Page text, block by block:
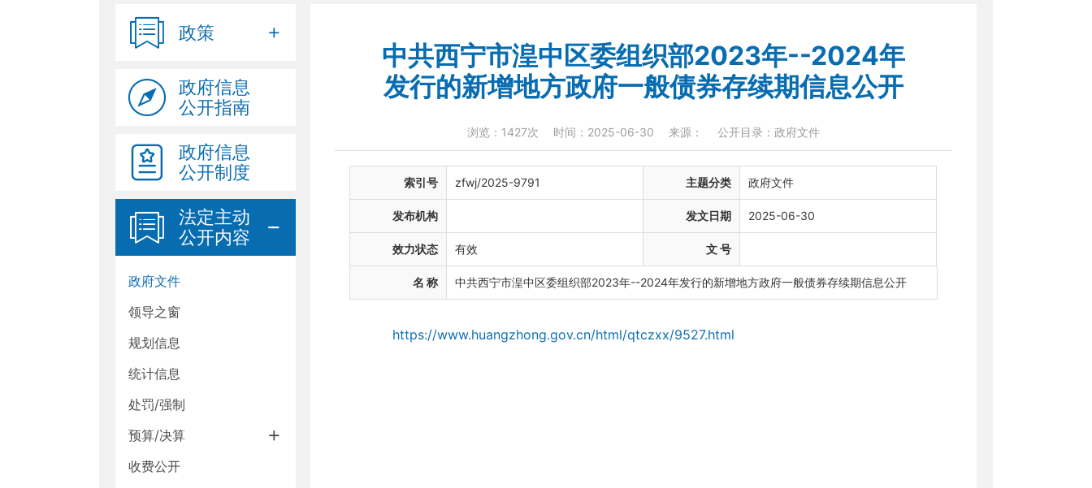
政策
政府信息
公开指南
政府信息
公开制度
法定主动
公开内容
政府文件
领导之窗
规划信息
统计信息
处罚/强制
预算/决算
收费公开
中共西宁市湟中区委组织部2023年--2024年
发行的新增地方政府一般债券存续期信息公开
浏览：1427次 时间：2025-06-30 来源： 公开目录：政府文件
索引号 zfwj/2025-9791 主题分类 政府文件
发布机构 发文日期 2025-06-30
效力状态 有效 文 号
名 称 中共西宁市湟中区委组织部2023年--2024年发行的新增地方政府一般债券存续期信息公开
https://www.huangzhong.gov.cn/html/qtczxx/9527.html